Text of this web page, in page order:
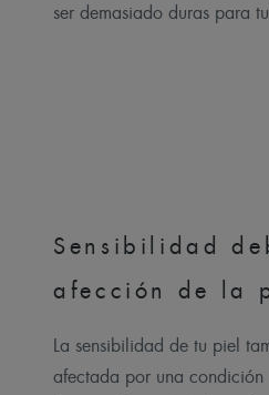
ser demasiado duras para
Sensibilidad
afección de la
La sensibilidad de tu piel
afectada por una condición